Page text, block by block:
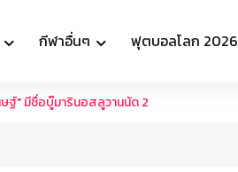
กีฬาอื่นๆ ฟุตบอลโลก 2026
ฐ์" มีชื่อบู๊มารินอสลูวานนัด 2